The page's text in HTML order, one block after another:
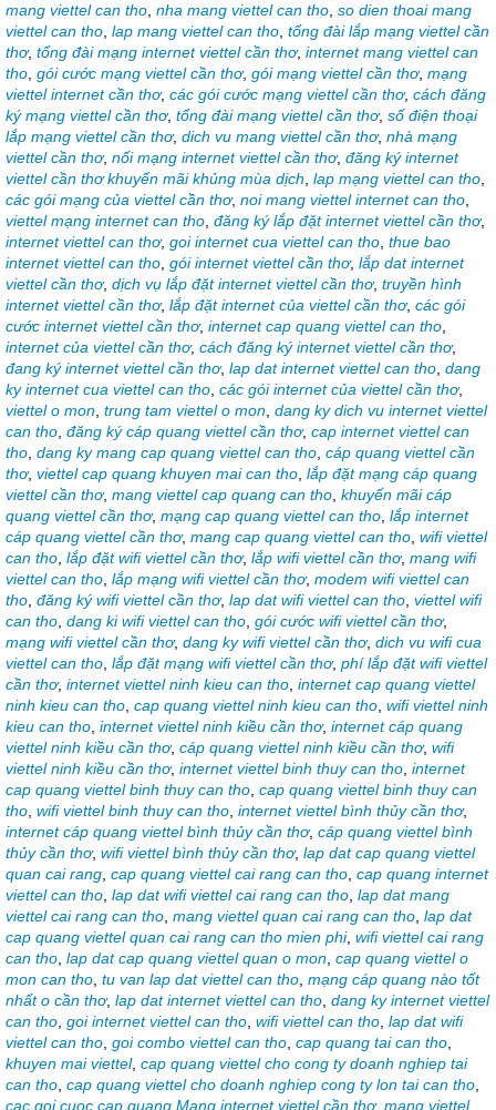
mang viettel can tho nha mang viettel can tho so dien thoai mang
viettel can tho lap mang viettel can tho tổng đài lắp mạng viettel cần
thơ, tổng đài mạng internet viettel cần thơ, internet mang viettel can
tho gói cước mạng viettel cần thơ, gói mạng viettel cần thơ, mạng
viettel internet cần thơ, các gói cước mạng viettel cần thơ, cách đăng
ký mạng viettel cần thơ, tổng đài mạng viettel cần thơ, số điện thoại
lắp mạng viettel cần thơ, dich vu mang viettel cần thơ, nhà mạng
viettel cần thơ, nối mạng internet viettel cần thơ, đăng ký internet
viettel cần thơ khuyến mãi khủng mùa dịch lap mạng viettel can tho
các gói mạng của viettel cần thơ, noi mang viettel internet can tho
viettel mạng internet can tho đăng ký lắp đặt internet viettel cần thơ,
internet viettel can thơ, goi internet cua viettel can tho thue bao
internet viettel can tho gói internet viettel cần thơ, lắp dat internet
viettel cần thơ, dịch vụ lắp đặt internet viettel cần thơ, truyền hình
internet viettel cần thơ, lắp đặt internet của viettel cần thơ, các gói
cước internet viettel cần thơ, internet cap quang viettel can tho
internet của viettel cần thơ, cách đăng ký internet viettel cần thơ,
đang ký internet viettel cần thơ, lap dat internet viettel can tho dang
ky internet cua viettel can tho các gói internet của viettel cần thơ,
viettel o mon trung tam viettel o mon dang ky dich vu internet viettel
can tho đăng ký cáp quang viettel cần thơ, cap internet viettel can
tho dang ky mang cap quang viettel can tho cáp quang viettel cần
thơ, viettel cap quang khuyen mai can tho lắp đặt mạng cáp quang
viettel cần thơ, mang viettel cap quang can tho khuyến mãi cáp
quang viettel cần thơ, mạng cap quang viettel can tho lắp internet
cáp quang viettel cần thơ, mang cap quang viettel can tho wifi viettel
can tho lắp đặt wifi viettel cần thơ, lắp wifi viettel cần thơ, mang wifi
viettel can tho lắp mạng wifi viettel cần thơ, modem wifi viettel can
tho đăng ký wifi viettel cần thơ, lap dat wifi viettel can tho viettel wifi
can tho dang ki wifi viettel can tho gói cước wifi viettel cần thơ,
mạng wifi viettel cần thơ, dang ky wifi viettel cần thơ, dich vu wifi cua
viettel can tho lắp đặt mạng wifi viettel cần thơ, phí lắp đặt wifi viettel
cần thơ, internet viettel ninh kieu can tho internet cap quang viettel
ninh kieu can tho cap quang viettel ninh kieu can tho wifi viettel ninh
kieu can tho internet viettel ninh kiều cần thơ, internet cáp quang
viettel ninh kiều cần thơ, cáp quang viettel ninh kiều cần thơ, wifi
viettel ninh kiều cần thơ, internet viettel binh thuy can tho internet
cap quang viettel binh thuy can tho cap quang viettel binh thuy can
tho wifi viettel binh thuy can tho internet viettel bình thủy cần thơ,
internet cáp quang viettel bình thủy cần thơ, cáp quang viettel bình
thủy cần thơ, wifi viettel bình thủy cần thơ, lap dat cap quang viettel
quan cai rang cap quang viettel cai rang can tho cap quang internet
viettel can tho lap dat wifi viettel cai rang can tho lap dat mang
viettel cai rang can tho mang viettel quan cai rang can tho lap dat
cap quang viettel quan cai rang can tho mien phi, wifi viettel cai rang
can tho lap dat cap quang viettel quan o mon cap quang viettel o
mon can tho tu van lap dat viettel can tho mạng cáp quang nào tốt
nhất o cần thơ, lap dat internet viettel can tho dang ky internet viettel
can tho goi internet viettel can tho wifi viettel can tho lap dat wifi
viettel can tho goi combo viettel can tho cap quang tai can tho
khuyen mai viettel, cap quang viettel cho cong ty doanh nghiep tai
can tho cap quang viettel cho doanh nghiep cong ty lon tai can tho
cac goi cuoc cap quang Mạng internet viettel cần thơ, mạng viettel